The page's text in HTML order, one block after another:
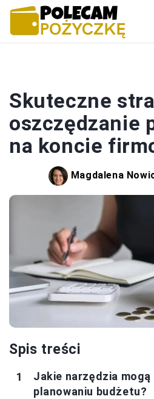
Skuteczne
oszczędzanie
na koncie
Magdalena
Spis treści
Jakie narzędzia mogą
planowaniu budżetu?